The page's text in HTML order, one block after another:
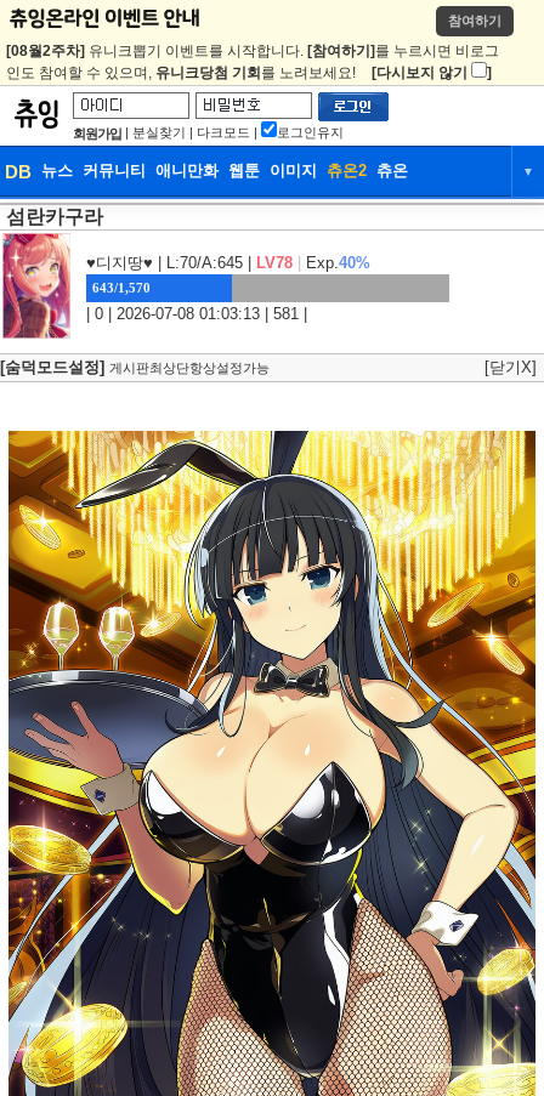
참여하기
[08월2주차] 유니크뽑기 이벤트를 시작합니다. [참여하기] 를 누르시면 비로그
인도 참여할 수 있으며, 유니크당첨 기회 를 노려보세요! [다시보지 않기 ]
회원가입 | 분실찾기 | 다크모드 | 로그인유지
DB 뉴스 커뮤니티 애니만화 웹툰 이미지 츄온2 츄온 ▼
DB
웹툰 이미지 츄온2
섬란카구라
♥디지땅♥ | L:70/A:645 | LV78 Exp.40%
643/1,570
| 0 | 2026-07-08 01:03:13 | 581 |
[숨덕모드설정] 게시판최상단항상설정가능 [닫기X]